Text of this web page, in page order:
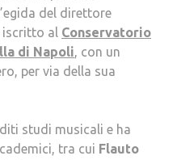
del direttore
iscritto al Conservatorio
di Napoli, con un
per via della sua
studi musicali e ha
tra cui Flauto